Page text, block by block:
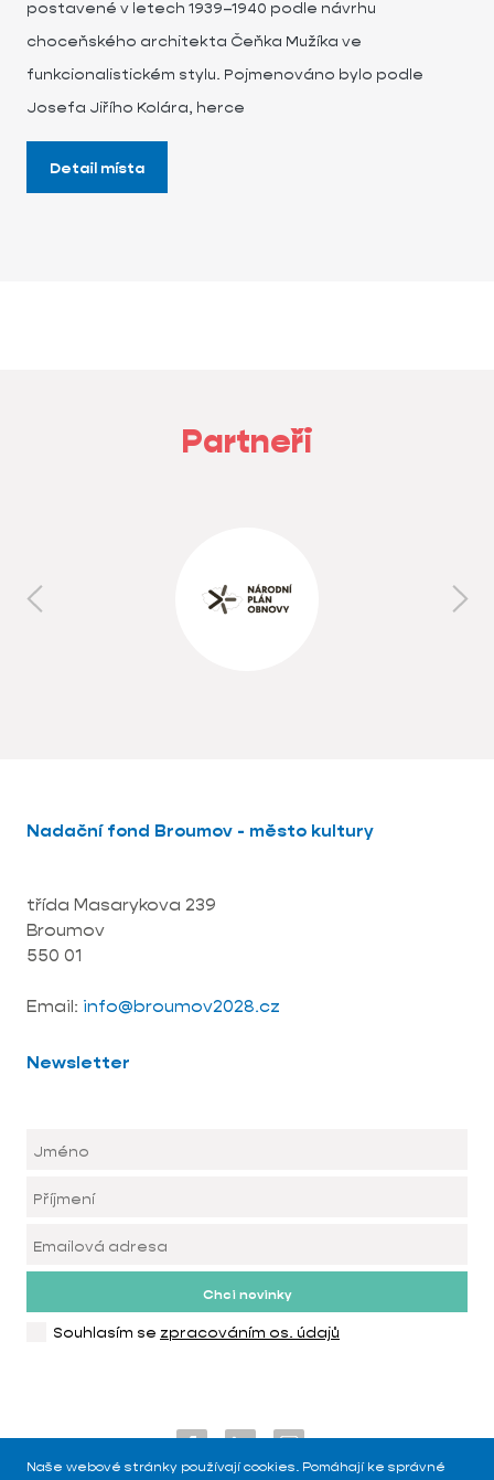
postavené v letech 1939–1940 podle návrhu
choceňského architekta Čeňka Mužíka ve
funkcionalistickém stylu. Pojmenováno bylo podle
Josefa Jiřího Kolára, herce
Detail místa
Partneři
Nadační fond Broumov - město kultury
třída Masarykova 239
Broumov
550 01
Email: info@broumov2028.cz
Newsletter
Chci novinky
Souhlasím se zpracováním os. údajů
Naše webové stránky používají cookies. Pomáhají ke správné